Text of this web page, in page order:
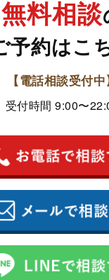
無料相談
予約はこ
【電話相談受付中
受付時間 9:00〜